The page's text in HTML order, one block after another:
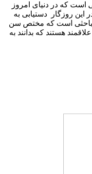
است که در دنیای امروز
روزگار دستیابی به
است که مختص سن
هستند که بدانند به